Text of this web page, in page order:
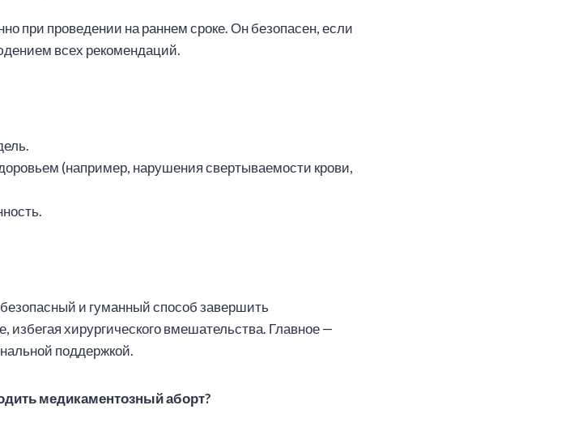
при проведении на раннем сроке. Он безопасен, если
всех рекомендаций.
(например, нарушения свертываемости крови,
и гуманный способ завершить
избегая хирургического вмешательства. Главное —
поддержкой.
медикаментозный аборт?